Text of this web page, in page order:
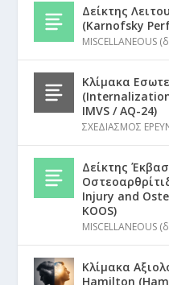
Δείκτης
(Karnofsky
MISCELLANEOUS
Κλίμακα
IMVS / AQ-24)
ΣΧΕΔΙΑΣΜΟΣ
Δείκτης
Injury and
KOOS)
MISCELLANEOUS
Κλίμακα
Hamilton